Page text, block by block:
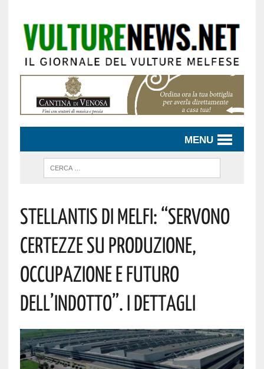
MENU
Stellantis Di Melfi: “Servono
Certezze Su Produzione,
Occupazione E Futuro
Dell’indotto”. I Dettagli